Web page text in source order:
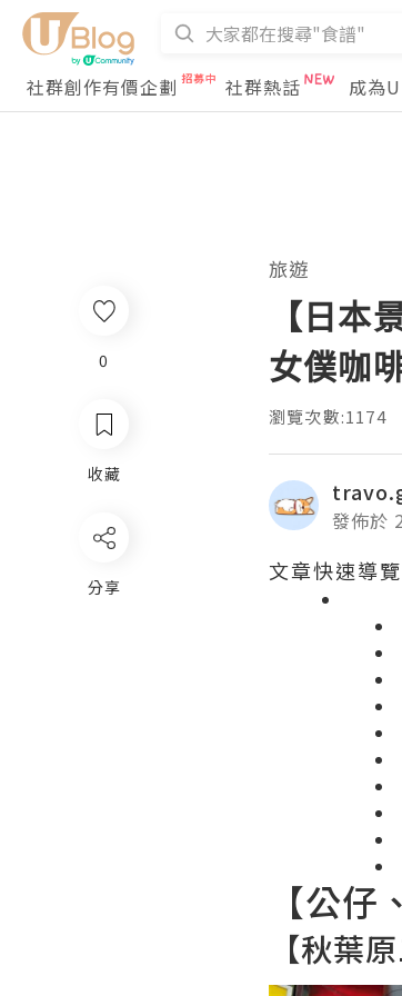
社群創作有價企劃
社群熱話 成為
0
收藏
分享
旅遊
【日本
女僕咖
瀏覽次數:1174
發佈於
文章快速導覽
【公
【秋葉